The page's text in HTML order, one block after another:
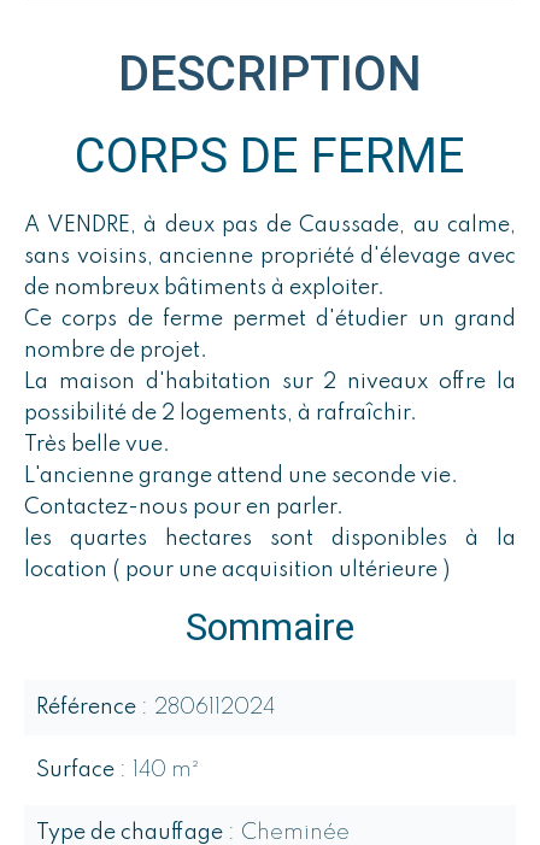
DESCRIPTION
CORPS DE FERME
A VENDRE, à deux pas de Caussade, au calme,
sans voisins, ancienne propriété d'élevage avec
de nombreux bâtiments à exploiter.
Ce corps de ferme permet d'étudier un grand
nombre de projet.
La maison d'habitation sur 2 niveaux offre la
possibilité de 2 logements, à rafraîchir.
Très belle vue.
L'ancienne grange attend une seconde vie.
Contactez-nous pour en parler.
les quartes hectares sont disponibles à la
location ( pour une acquisition ultérieure )
Sommaire
Référence 2806112024
Surface 140 m²
Type de chauffage Cheminée